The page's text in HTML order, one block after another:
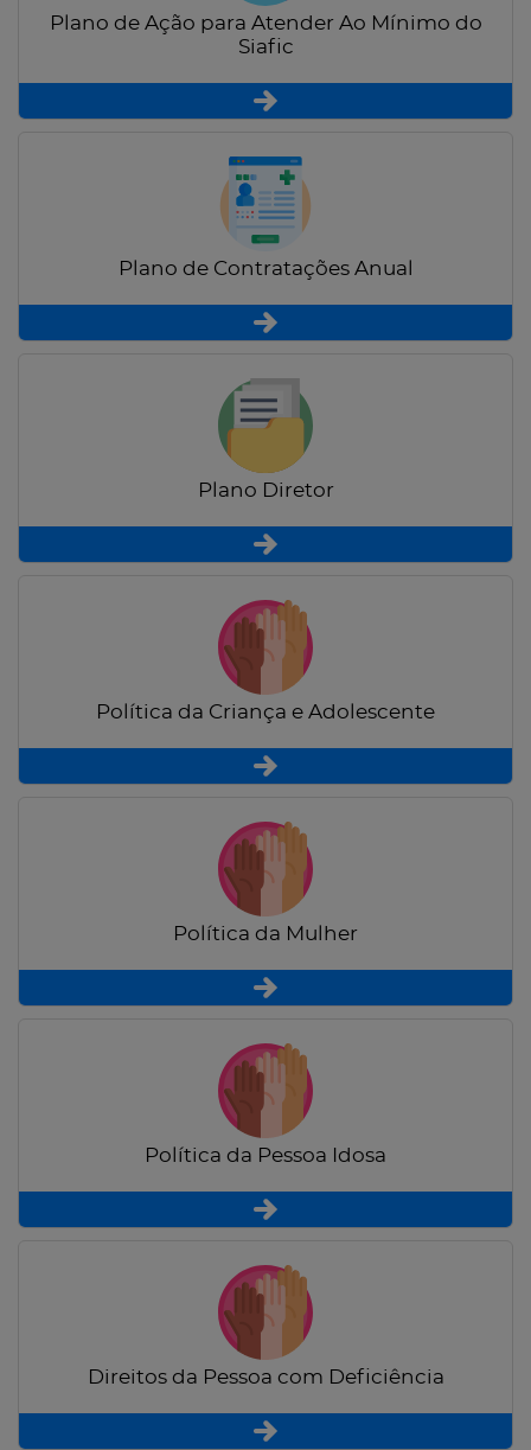
Plano de Ação para Atender Ao Mínimo do
Siafic
Plano de Contratações Anual
Plano Diretor
Política da Criança e Adolescente
Política da Mulher
Política da Pessoa Idosa
Direitos da Pessoa com Deficiência